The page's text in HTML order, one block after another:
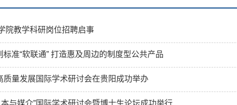
院教学科研岗位招聘启事
准“软联通” 打造惠及周边的制度型公共产品
量发展国际学术研讨会在贵阳成功举办
与媒介”国际学术研讨会暨博士生论坛成功举行